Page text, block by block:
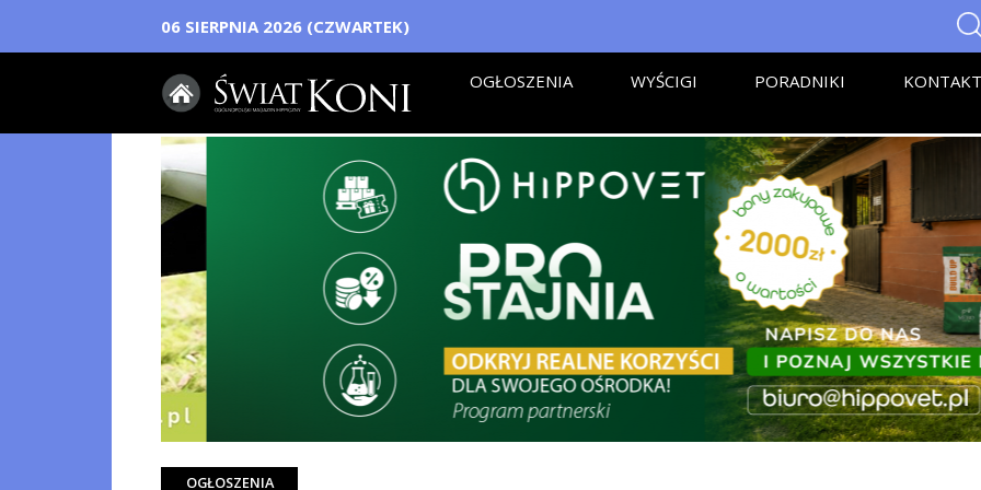
06 SIERPNIA 2026 (CZWARTEK)
OGŁOSZENIA WYŚCIGI PORADNIKI KONTAKT
OGŁOSZENIA